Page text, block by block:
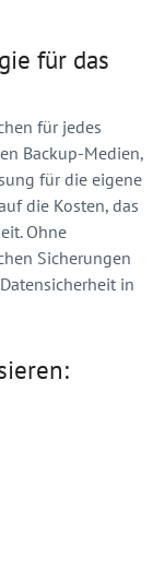
für das
für jedes
Backup-Medien,
für die eigene
die Kosten, das
Ohne
Sicherungen
in